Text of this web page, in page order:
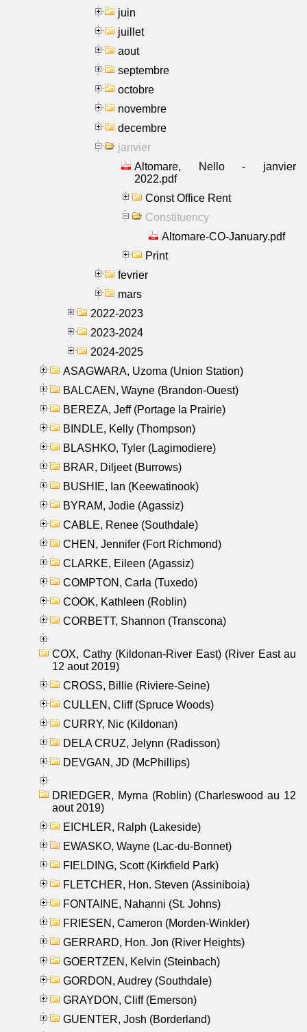
juin
juillet
aout
septembre
octobre
novembre
decembre
janvier
Altomare, Nello - janvier
2022.pdf
Const Office Rent
Constituency
Altomare-CO-January.pdf
Print
fevrier
mars
2022-2023
2023-2024
2024-2025
ASAGWARA, Uzoma (Union Station)
BALCAEN, Wayne (Brandon-Ouest)
BEREZA, Jeff (Portage la Prairie)
BINDLE, Kelly (Thompson)
BLASHKO, Tyler (Lagimodiere)
BRAR, Diljeet (Burrows)
BUSHIE, Ian (Keewatinook)
BYRAM, Jodie (Agassiz)
CABLE, Renee (Southdale)
CHEN, Jennifer (Fort Richmond)
CLARKE, Eileen (Agassiz)
COMPTON, Carla (Tuxedo)
COOK, Kathleen (Roblin)
CORBETT, Shannon (Transcona)
COX, Cathy (Kildonan-River East) (River East au
12 aout 2019)
CROSS, Billie (Riviere-Seine)
CULLEN, Cliff (Spruce Woods)
CURRY, Nic (Kildonan)
DELA CRUZ, Jelynn (Radisson)
DEVGAN, JD (McPhillips)
DRIEDGER, Myrna (Roblin) (Charleswood au 12
aout 2019)
EICHLER, Ralph (Lakeside)
EWASKO, Wayne (Lac-du-Bonnet)
FIELDING, Scott (Kirkfield Park)
FLETCHER, Hon. Steven (Assiniboia)
FONTAINE, Nahanni (St. Johns)
FRIESEN, Cameron (Morden-Winkler)
GERRARD, Hon. Jon (River Heights)
GOERTZEN, Kelvin (Steinbach)
GORDON, Audrey (Southdale)
GRAYDON, Cliff (Emerson)
GUENTER, Josh (Borderland)